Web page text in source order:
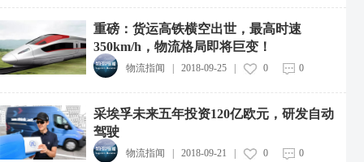
重磅：货运高铁横空出世，最高时速
350km/h，物流格局即将巨变！
物流指闻 2018-09-25| 0 0
采埃孚未来五年投资120亿欧元，研发自动
驾驶
物流指闻 2018-09-21 0 0